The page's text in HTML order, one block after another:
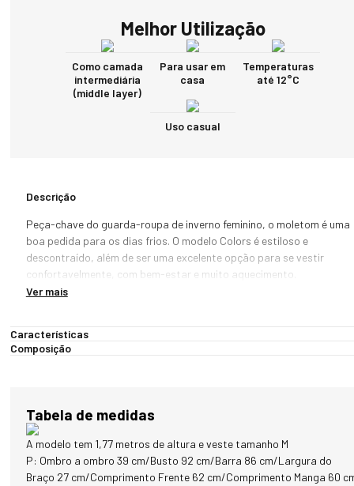
Melhor Utilização
Como camada
intermediária
(middle layer)
Para usar em
casa
Temperaturas
até 12°C
Uso casual
Descrição
Peça-chave do guarda-roupa de inverno feminino, o moletom é uma
boa pedida para os dias frios. O modelo Colors é estiloso e
descontraído, além de ser uma excelente opção para se vestir
confortavelmente, com bem-estar e muito aquecimento.
esportivas em dias de frio ameno ou moderado. Básico e essencial
para diversos momentos e ocasiões, pode ser utilizado como
O design original e descontraído desta peça merece destaque! Ela
recebe aplicação de 3 blocos de cores diferentes em faixas
horizontais. A cor salmão, aplicada na parte superior, é combinada
Ver mais
Características
Composição
Tabela de medidas
A modelo tem 1,77 metros de altura e veste tamanho M
P: Ombro a ombro 39 cm/Busto 92 cm/Barra 86 cm/Largura do
Braço 27 cm/Comprimento Frente 62 cm/Comprimento Manga 60